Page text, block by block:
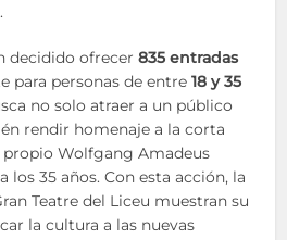
decidido ofrecer835 entradas
para personas de entre18 y 35
no solo atraer a un público
rendir homenaje a la corta
Wolfgang Amadeus
los 35 años. Con esta acción, la
Teatre del Liceu muestran su
la cultura a las nuevas